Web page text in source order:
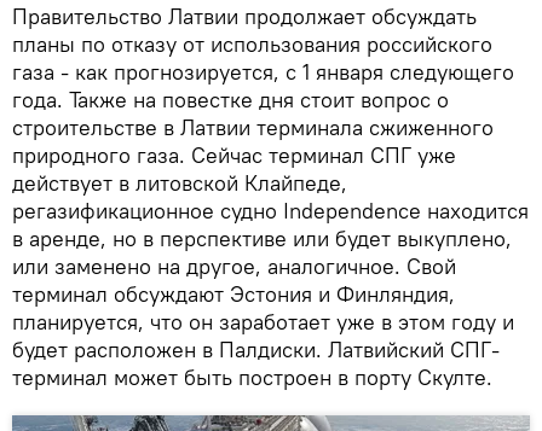
Правительство Латвии продолжает обсуждать
планы по отказу от использования российского
газа - как прогнозируется, с 1 января следующего
года. Также на повестке дня стоит вопрос о
строительстве в Латвии терминала сжиженного
природного газа. Сейчас терминал СПГ уже
действует в литовской Клайпеде,
регазификационное судно Independence находится
в аренде, но в перспективе или будет выкуплено,
или заменено на другое, аналогичное. Свой
терминал обсуждают Эстония и Финляндия,
планируется, что он заработает уже в этом году и
будет расположен в Палдиски. Латвийский СПГ-
терминал может быть построен в порту Скулте.